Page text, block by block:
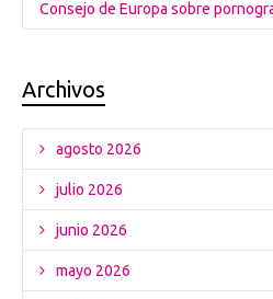
Consejo de Europa sobre
Archivos
agosto 2026
julio 2026
junio 2026
mayo 2026